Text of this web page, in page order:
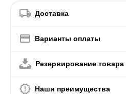
Доставка
Варианты оплаты
Резервирование товара
Наши преимущества